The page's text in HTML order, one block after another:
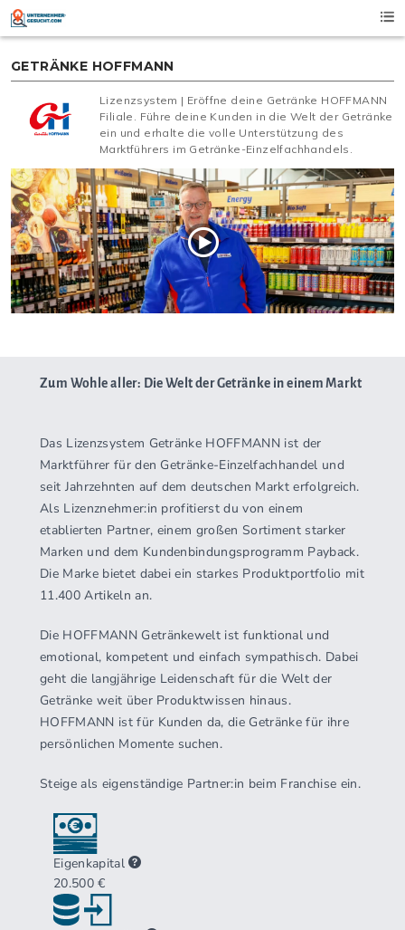
Skip
content
GETRÄNKE HOFFMANN
Lizenzsystem | Eröffne deine Getränke HOFFMANN
Filiale. Führe deine Kunden in die Welt der Getränke
ein und erhalte die volle Unterstützung des
Marktführers im Getränke-Einzelfachhandels.